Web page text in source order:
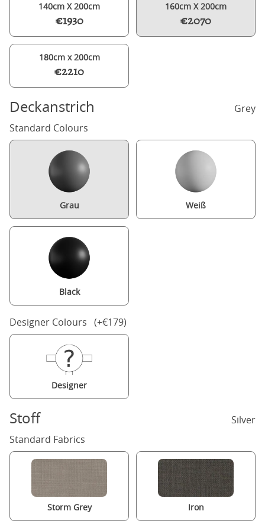
140cm X 200cm
€1930
160cm X 200cm
€2070
180cm x 200cm
€2210
Deckanstrich
Grey
Standard Colours
Grau Weiß
Black
Designer Colours (+€179)
Designer
Stoff
Silver
Standard Fabrics
Storm Grey Iron